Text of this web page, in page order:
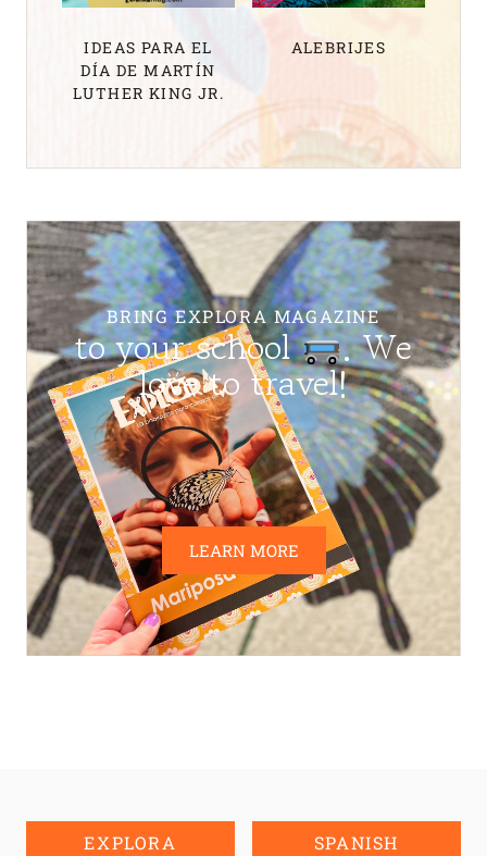
IDEAS PARA EL
DÍA DE MARTÍN
LUTHER KING JR.
ALEBRIJES
BRING EXPLORA MAGAZINE
to your school . We
love to travel!
LEARN MORE
EXPLORA
SPANISH